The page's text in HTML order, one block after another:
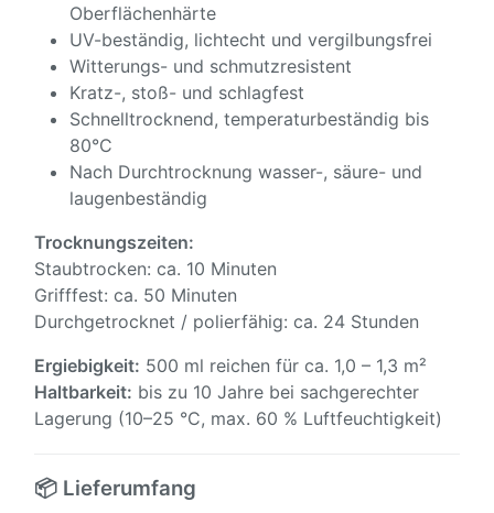
Oberflächenhärte
UV-beständig, lichtecht und vergilbungsfrei
Witterungs- und schmutzresistent
Kratz-, stoß- und schlagfest
Schnelltrocknend, temperaturbeständig bis
80°C
Nach Durchtrocknung wasser-, säure- und
laugenbeständig
Trocknungszeiten:
Staubtrocken: ca. 10 Minuten
Grifffest: ca. 50 Minuten
Durchgetrocknet / polierfähig: ca. 24 Stunden
Ergiebigkeit: 500 ml reichen für ca. 1,0 – 1,3 m²
Haltbarkeit: bis zu 10 Jahre bei sachgerechter
Lagerung (10–25 °C, max. 60 % Luftfeuchtigkeit)
📦 Lieferumfang